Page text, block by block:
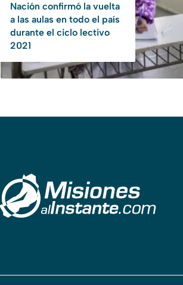
Nación confirmó la vuelta
a las aulas en todo el país
durante el ciclo lectivo
2021